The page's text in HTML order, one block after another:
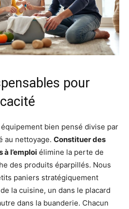
pour
équipement bien pensé divise par
au nettoyage. Constituer des
l’emploi élimine la perte de
des produits éparpillés. Nous
paniers stratégiquement
la cuisine, un dans le placard
dans la buanderie. Chacun